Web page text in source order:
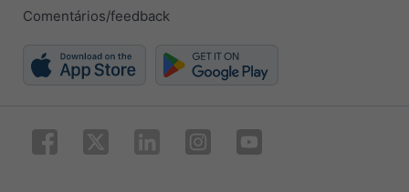
Comentários/feedback